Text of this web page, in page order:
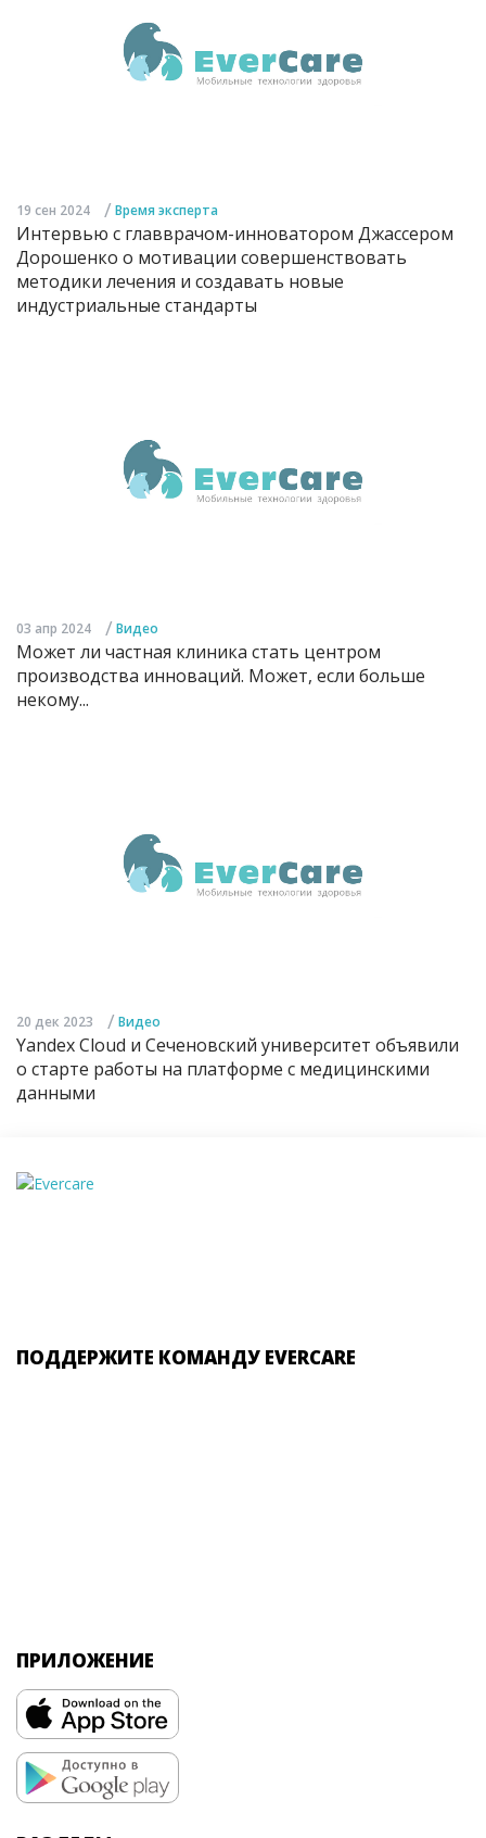
19 сен 2024 / Время эксперта
Интервью с главврачом-инноватором Джассером
Дорошенко о мотивации совершенствовать
методики лечения и создавать новые
индустриальные стандарты
03 апр 2024 / Видео
Может ли частная клиника стать центром
производства инноваций. Может, если больше
некому...
20 дек 2023 / Видео
Yandex Cloud и Сеченовский университет объявили
о старте работы на платформе с медицинскими
данными
ПОДДЕРЖИТЕ КОМАНДУ EVERCARE
ПРИЛОЖЕНИЕ